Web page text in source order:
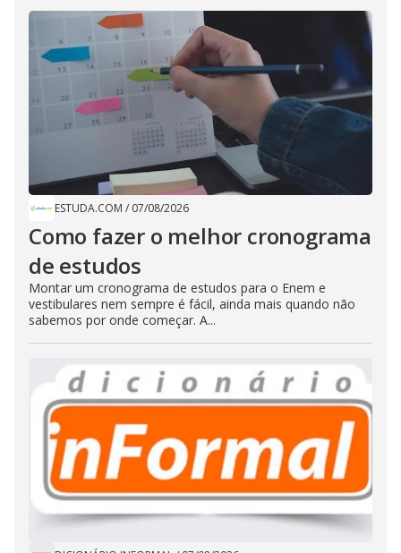
ESTUDA.COM / 07/08/2026
Como fazer o melhor cronograma
de estudos
Montar um cronograma de estudos para o Enem e
vestibulares nem sempre é fácil, ainda mais quando não
sabemos por onde começar. A...